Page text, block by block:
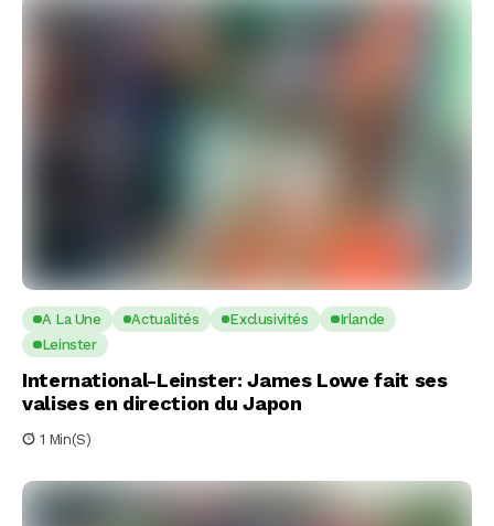
A La Une Actualités Exclusivités
Irlande
Leinster
International-Leinster: James Lowe fait ses
valises en direction du Japon
1 Min(s)